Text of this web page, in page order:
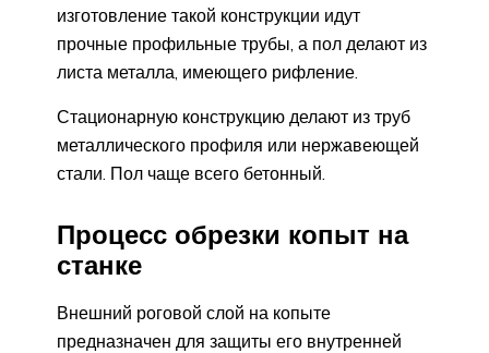
изготовление такой конструкции идут
прочные профильные трубы, а пол делают из
листа металла, имеющего рифление.
Стационарную конструкцию делают из труб
металлического профиля или нержавеющей
стали. Пол чаще всего бетонный.
Процесс обрезки копыт на
станке
Внешний роговой слой на копыте
предназначен для защиты его внутренней